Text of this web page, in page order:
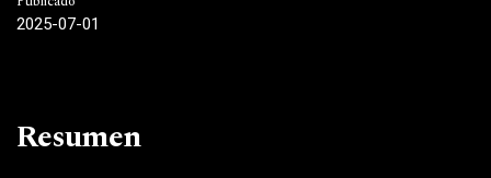
2025-07-01
Resumen